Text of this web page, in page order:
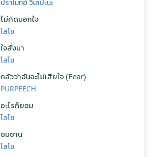
ปราโมทย์ วิเลปะนะ
ไม่คิดนอกใจ
โลโซ
ใจสั่งมา
โลโซ
กลัวว่าฉันจะไม่เสียใจ (Fear)
PURPEECH
อะไรก็ยอม
โลโซ
ซมซาน
โลโซ